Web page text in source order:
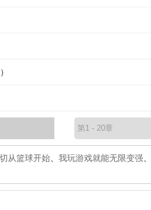
从篮球开始 我玩游戏就能无限变强